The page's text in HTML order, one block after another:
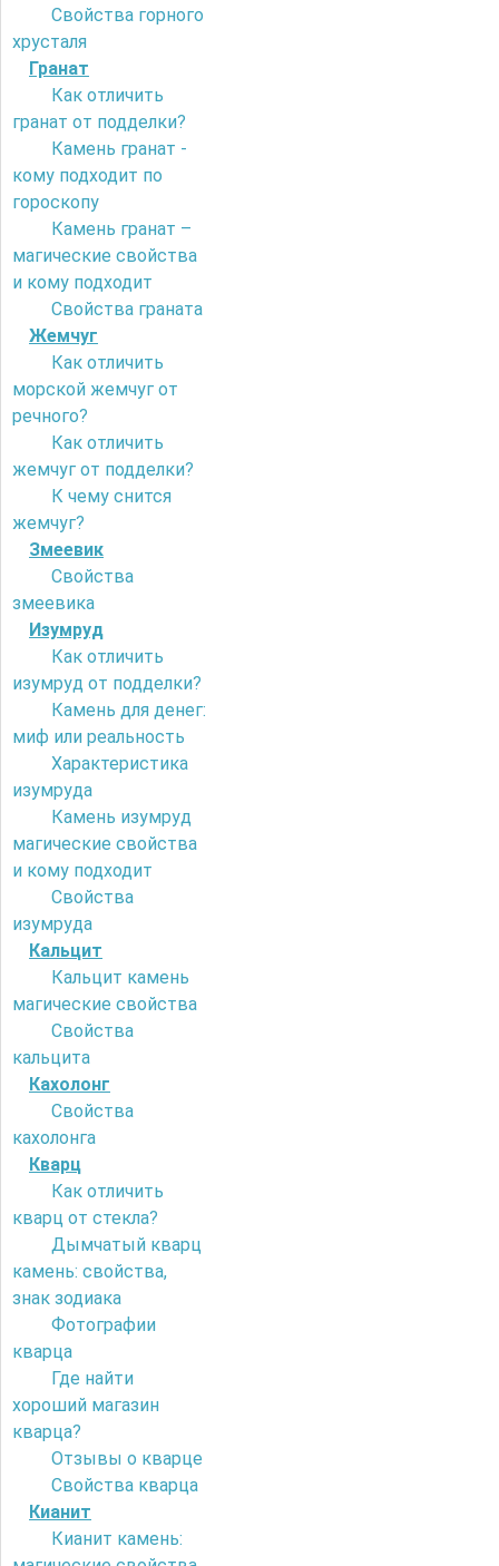
Свойства горного
хрусталя
Гранат
Как отличить
гранат от подделки?
Камень гранат -
кому подходит по
гороскопу
Камень гранат –
магические свойства
и кому подходит
Свойства граната
Жемчуг
Как отличить
морской жемчуг от
речного?
Как отличить
жемчуг от подделки?
К чему снится
жемчуг?
Змеевик
Свойства
змеевика
Изумруд
Как отличить
изумруд от подделки?
Камень для денег:
миф или реальность
Характеристика
изумруда
Камень изумруд
магические свойства
и кому подходит
Свойства
изумруда
Кальцит
Кальцит камень
магические свойства
Свойства
кальцита
Кахолонг
Свойства
кахолонга
Кварц
Как отличить
кварц от стекла?
Дымчатый кварц
камень: свойства,
знак зодиака
Фотографии
кварца
Где найти
хороший магазин
кварца?
Отзывы о кварце
Свойства кварца
Кианит
Кианит камень: